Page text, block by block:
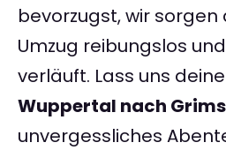
bevorzugst, wir
Umzug reibungslos
verläuft. Lass uns
Wuppertal nach
unvergessliches